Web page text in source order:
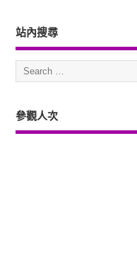
站內搜尋
參觀人次